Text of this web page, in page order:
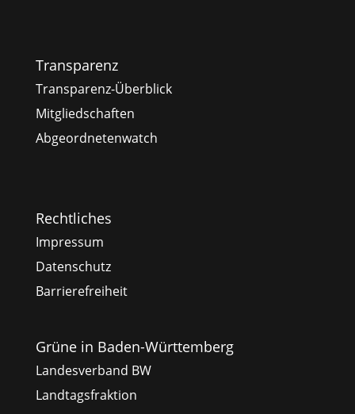
Transparenz
Transparenz-Überblick
Mitgliedschaften
Abgeordnetenwatch
Rechtliches
Impressum
Datenschutz
Barrierefreiheit
Grüne in Baden-Württemberg
Landesverband BW
Landtagsfraktion